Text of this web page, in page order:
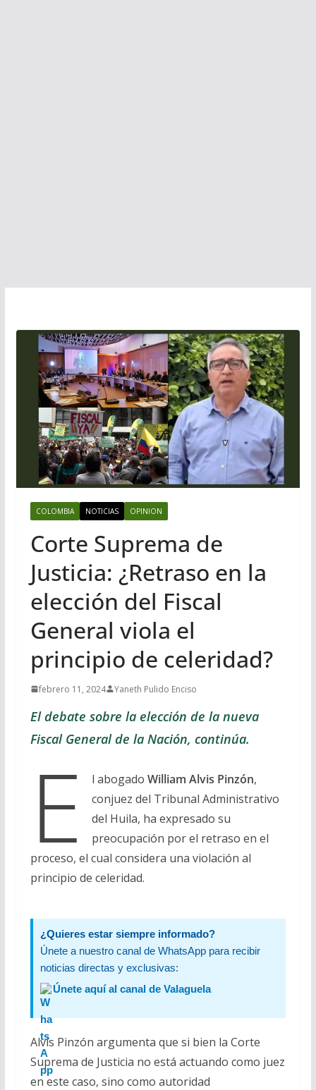
COLOMBIA NOTICIAS OPINION
Corte Suprema de
Justicia: ¿Retraso en la
elección del Fiscal
General viola el
principio de celeridad?
febrero 11, 2024 Yaneth Pulido Enciso
El debate sobre la elección de la nueva
Fiscal General de la Nación, continúa.
E l abogadoWilliam Alvis Pinzón,
conjuez del Tribunal Administrativo
del Huila, ha expresado su
preocupación por el retraso en el
proceso, el cual considera una violación al
principio de celeridad.
¿Quieres estar siempre informado?
Únete a nuestro canal de WhatsApp para recibir
noticias directas y exclusivas:
Únete aquí al canal de Valaguela
Alvis Pinzón argumenta que si bien la Corte
Suprema de Justicia no está actuando como juez
en este caso, sino como autoridad